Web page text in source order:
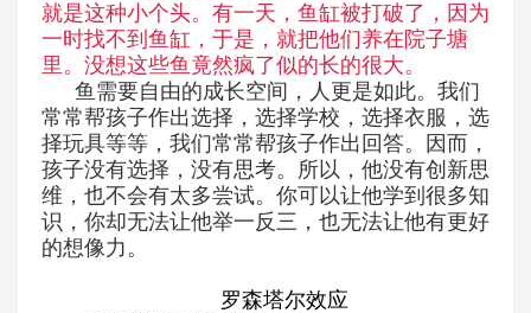
就是这种小个头。有一天，鱼缸被打破了，因为
一时找不到鱼缸，于是，就把他们养在院子塘
里。没想这些鱼竟然疯了似的长的很大。
鱼需要自由的成长空间，人更是如此。我们
常常帮孩子作出选择，选择学校，选择衣服，选
择玩具等等，我们常常帮孩子作出回答。因而，
孩子没有选择，没有思考。所以，他没有创新思
维，也不会有太多尝试。你可以让他学到很多知
识，你却无法让他举一反三，也无法让他有更好
的想像力。
罗森塔尔效应